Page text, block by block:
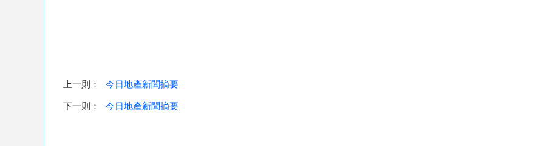
上一則： 今日地產新聞摘要
下一則： 今日地產新聞摘要